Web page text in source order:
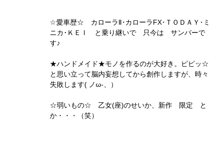
☆愛車歴☆ カローラⅡ･カローラFX･ＴＯＤＡＹ･ミ
ニカ･ＫＥＩ と乗り継いで 只今は サンバーで
す♪
★ハンドメイド★モノを作るのが大好き。ピピッ☆
と思い立って脳内妄想してから創作しますが、時々
失敗します( ノω-、）
☆弱いもの☆ 乙女(座)のせいか、新作 限定 と
か・・・（笑）